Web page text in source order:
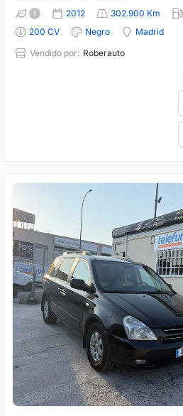
2012 302.900 Km
200 CV
Negro
Madrid
Vendido por: Roberauto